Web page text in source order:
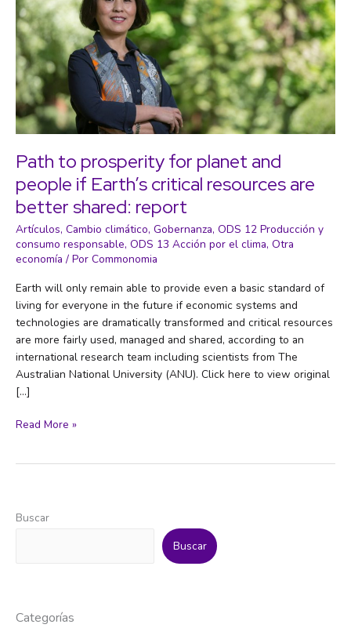
Path to prosperity for planet and
people if Earth’s critical resources are
better shared: report
Artículos, Cambio climático, Gobernanza, ODS 12 Producción y
consumo responsable, ODS 13 Acción por el clima, Otra
economía / Por Commonomia
Earth will only remain able to provide even a basic standard of
living for everyone in the future if economic systems and
technologies are dramatically transformed and critical resources
are more fairly used, managed and shared, according to an
international research team including scientists from The
Australian National University (ANU). Click here to view original
[…]
Path
and
are
Read More »
Buscar
Buscar
Categorías